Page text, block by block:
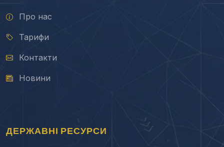
Про нас
Тарифи
Контакти
Новини
ДЕРЖАВНІ РЕСУРСИ